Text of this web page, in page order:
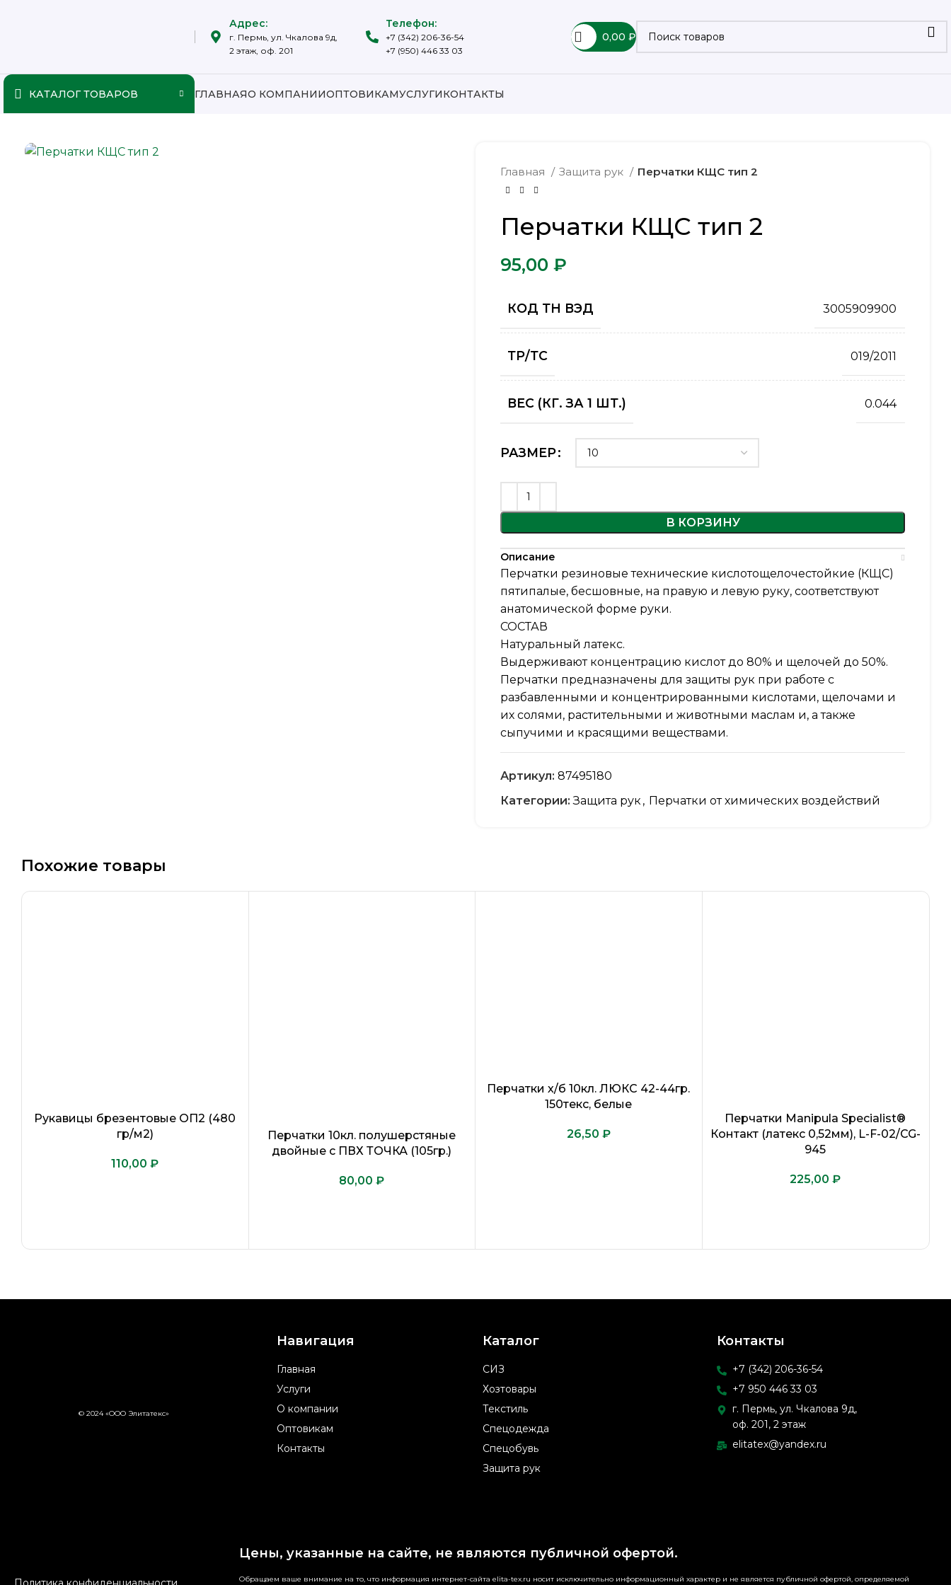
Адрес:
г. Пермь, ул. Чкалова 9д,
2 этаж, оф. 201
Телефон:
+7 (342) 206-36-54
+7 (950) 446 33 03
0,00 ₽
КАТАЛОГ ТОВАРОВ ГЛАВНАЯО КОМПАНИИОПТОВИКАМУСЛУГИКОНТАКТЫ
Главная Защита рук Перчатки КЩС тип 2
Перчатки КЩС тип 2
₽
КОД ТН ВЭД 3005909900
ТР/ТС 019/2011
ВЕС (КГ. ЗА 1 ШТ.) 0.044
РАЗМЕР
В КОРЗИНУ
Описание
Перчатки резиновые технические кислотощелочестойкие (КЩС)
пятипалые, бесшовные, на правую и левую руку, соответствуют
анатомической форме руки.
СОСТАВ
Натуральный латекс.
Выдерживают концентрацию кислот до 80% и щелочей до 50%.
Перчатки предназначены для защиты рук при работе с
разбавленными и концентрированными кислотами, щелочами и
их солями, растительными и животными маслам и, а также
сыпучими и красящими веществами.
Артикул: 87495180
Категории: Защита рук , Перчатки от химических воздействий
Похожие товары
Рукавицы брезентовые ОП2 (480
гр/м2)
₽
Перчатки 10кл. полушерстяные
двойные с ПВХ ТОЧКА (105гр.)
₽
Перчатки х/б 10кл. ЛЮКС 42-44гр.
150текс, белые
₽
Перчатки Manipula Specialist®
Контакт (латекс 0,52мм), L-F-02/CG-
945
₽
© 2024 «ООО Элитатекс»
Навигация
Главная
Услуги
О компании
Оптовикам
Контакты
Каталог
СИЗ
Хозтовары
Текстиль
Спецодежда
Спецобувь
Защита рук
Контакты
+7 (342) 206-36-54
+7 950 446 33 03
г. Пермь, ул. Чкалова 9д,
оф. 201, 2 этаж
elitatex@yandex.ru
Цены, указанные на сайте, не являются публичной офертой.
Обращаем ваше внимание на то, что информация интернет-сайта elita-tex.ru носит исключительно информационный характер и не является публичной офертой, определяемой